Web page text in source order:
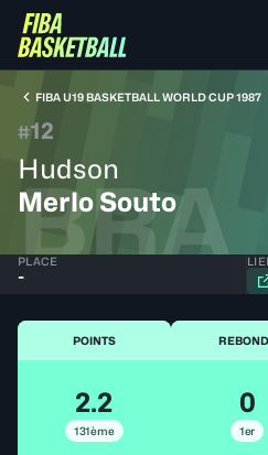
FIBA U19 BASKETBALL WORLD CUP 1987
#12
Hudson
Merlo Souto
BRA
PLACE
-
POINTS
2.2
131ème
0
1er